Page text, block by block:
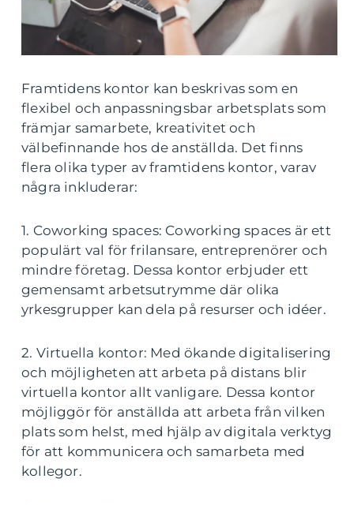
Framtidens kontor kan beskrivas som en
flexibel och anpassningsbar arbetsplats som
främjar samarbete, kreativitet och
välbefinnande hos de anställda. Det finns
flera olika typer av framtidens kontor, varav
några inkluderar:
1. Coworking spaces: Coworking spaces är ett
populärt val för frilansare, entreprenörer och
mindre företag. Dessa kontor erbjuder ett
gemensamt arbetsutrymme där olika
yrkesgrupper kan dela på resurser och idéer.
2. Virtuella kontor: Med ökande digitalisering
och möjligheten att arbeta på distans blir
virtuella kontor allt vanligare. Dessa kontor
möjliggör för anställda att arbeta från vilken
plats som helst, med hjälp av digitala verktyg
för att kommunicera och samarbeta med
kollegor.